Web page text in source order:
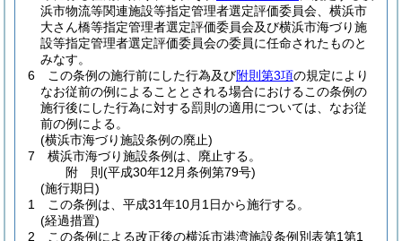
浜市物流等関連施設等指定管理者選定評価委員会、横浜市
大さん橋等指定管理者選定評価委員会及び横浜市海づり施
設等指定管理者選定評価委員会の委員に任命されたものと
みなす。
6
この条例の施行前にした行為及び附則第3項の規定により
なお従前の例によることとされる場合におけるこの条例の
施行後にした行為に対する罰則の適用については、なお従
前の例による。
(横浜市海づり施設条例の廃止)
7
横浜市海づり施設条例は、廃止する。
附 則(平成30年12月条例第79号)
(施行期日)
1
この条例は、平成31年10月1日から施行する。
(経過措置)
2
この条例による改正後の横浜市港湾施設条例別表第1第1